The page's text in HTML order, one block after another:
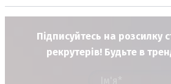
Підписуйтесь на розсилку
рекрутерів! Будьте в